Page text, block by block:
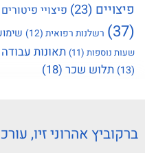
פיצויים (23) פיצויי פיטורים
(37)
רשלנות רפואית (12)
שעות נוספות (11) תאונות עבודה
(13)
תלוש שכר (18)
ברקוביץ אהרוני זיו,